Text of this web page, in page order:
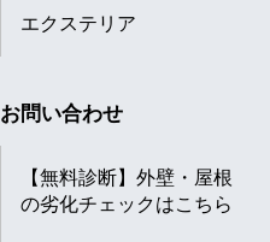
エクステリア
お問い合わせ
【無料診断】外壁・屋根
の劣化チェックはこちら